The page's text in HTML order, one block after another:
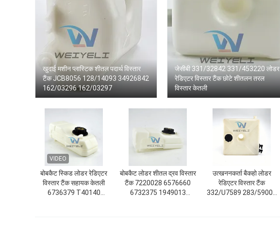
खुदाई मशीन प्लास्टिक शीतल पदार्थ विस्तार
टैंक JCB8056 128/14093 34926842
162/03296 162/03297
जेसीबी 331/32842 331/453220 लोडर
रेडिएटर विस्तार टैंक छोटे शीतलन तरल
विस्तार केतली
VIDEO
बोबकैट स्किड लोडर रेडिएटर
विस्तार टैंक सहायक केतली
6736379 T40140
बोबकैट लोडर शीतल द्रव विस्तार
टैंक 7220028 6576660
6732375 1949013
उत्खननकर्ता बैकहो लोडर
रेडिएटर विस्तार टैंक
332/U7589 283/59008